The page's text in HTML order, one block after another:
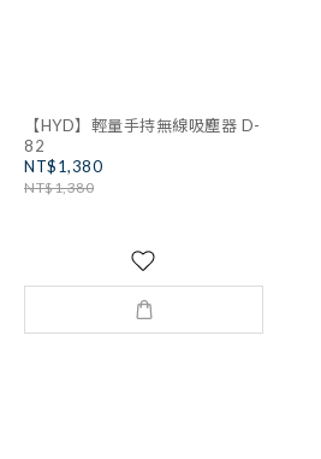
【HYD】輕量手持無線吸塵器 D-
82
NT$1,380
NT$1,380